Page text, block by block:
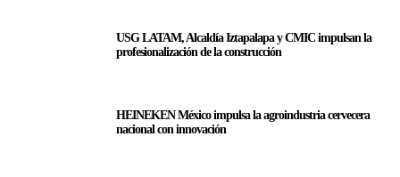
USG LATAM, Alcaldía Iztapalapa y CMIC impulsan la
profesionalización de la construcción
HEINEKEN México impulsa la agroindustria cervecera
nacional con innovación